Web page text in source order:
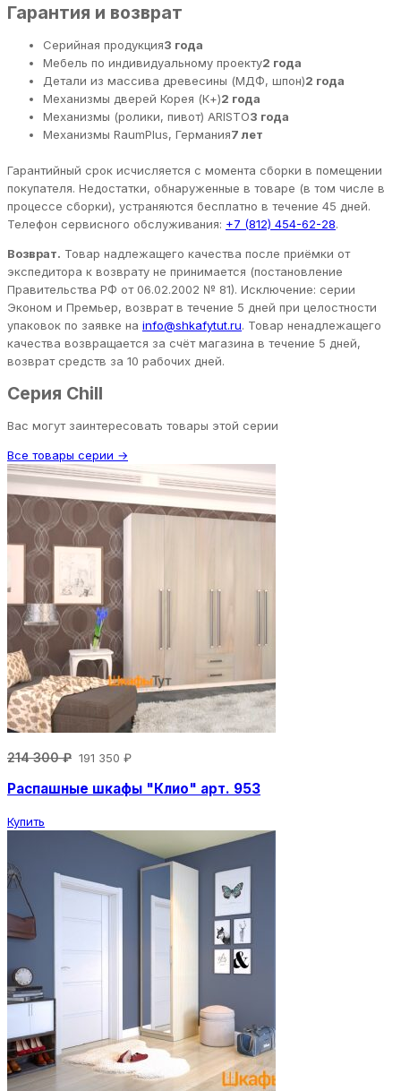
Гарантия и возврат
Серийная продукция3 года
Мебель по индивидуальному проекту2 года
Детали из массива древесины (МДФ, шпон)2 года
Механизмы дверей Корея (К+)2 года
Механизмы (ролики, пивот) ARISTO3 года
Механизмы RaumPlus, Германия7 лет
Гарантийный срок исчисляется с момента сборки в помещении
покупателя. Недостатки, обнаруженные в товаре (в том числе в
процессе сборки), устраняются бесплатно в течение 45 дней.
Телефон сервисного обслуживания: +7 (812) 454-62-28.
Возврат. Товар надлежащего качества после приёмки от
экспедитора к возврату не принимается (постановление
Правительства РФ от 06.02.2002 № 81). Исключение: серии
Эконом и Премьер, возврат в течение 5 дней при целостности
упаковок по заявке на info@shkafytut.ru. Товар ненадлежащего
качества возвращается за счёт магазина в течение 5 дней,
возврат средств за 10 рабочих дней.
Серия Chill
Вас могут заинтересовать товары этой серии
Все товары серии →
214 300 ₽ 191 350 ₽
Распашные шкафы "Клио" арт. 953
Купить